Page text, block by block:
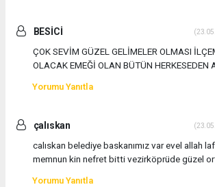
BESİCİ
ÇOK SEVİM GÜZEL GELİMELER OLMASI
OLACAK EMEĞİ OLAN BÜTÜN HERKESEDEN
Yorumu Yanıtla
çalıskan
calıskan belediye baskanımız var evel allah
memnun kin nefret bitti vezirköprüde güzel
Yorumu Yanıtla